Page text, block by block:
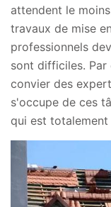
attendent le
travaux de mise
professionnels
sont difficiles. Par
convier des
s'occupe de ces
qui est